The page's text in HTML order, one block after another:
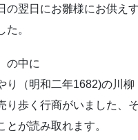
翌日にお雛様にお供え
。
の中に
り（明和二年1682)の川柳
り歩く行商がいました、
が読み取れます。